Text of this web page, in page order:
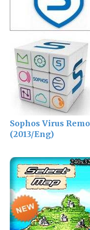
Sophos Virus
(2013/Eng)